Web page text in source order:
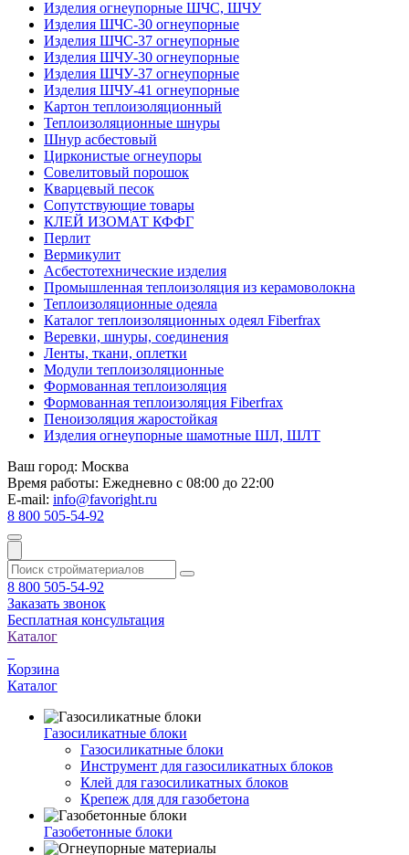
Изделия огнеупорные ШЧС, ШЧУ
Изделия ШЧС-30 огнеупорные
Изделия ШЧС-37 огнеупорные
Изделия ШЧУ-30 огнеупорные
Изделия ШЧУ-37 огнеупорные
Изделия ШЧУ-41 огнеупорные
Картон теплоизоляционный
Теплоизоляционные шнуры
Шнур асбестовый
Цирконистые огнеупоры
Совелитовый порошок
Кварцевый песок
Сопутствующие товары
КЛЕЙ ИЗОМАТ КФФГ
Перлит
Вермикулит
Асбесто­технические изделия
Промышленная теплоизоляция из керамоволокна
Теплоизоляционные одеяла
Каталог теплоизоляционных одеял Fiberfrax
Веревки, шнуры, соединения
Ленты, ткани, оплетки
Модули теплоизоляционные
Формованная теплоизоляция
Формованная теплоизоляция Fiberfrax
Пеноизоляция жаростойкая
Изделия огнеупорные шамотные ШЛ, ШЛТ
Ваш город: Москва
Время работы: Ежедневно с 08:00 до 22:00
E-mail: info@favoright.ru
8 800 505-54-92
8 800 505-54-92
Заказать звонок
Бесплатная консультация
Каталог
Корзина
Каталог
Газосиликатные блоки
Газосиликатные блоки
Инструмент для газосиликатных блоков
Клей для газосиликатных блоков
Крепеж для для газобетона
Газобетонные блоки